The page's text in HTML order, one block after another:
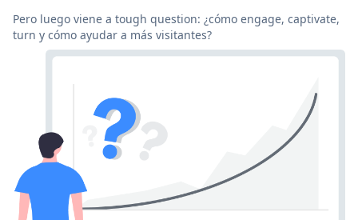
Pero luego viene a tough question: ¿cómo engage, captivate,
turn y cómo ayudar a más visitantes?